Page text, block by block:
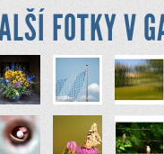
FOTKY V